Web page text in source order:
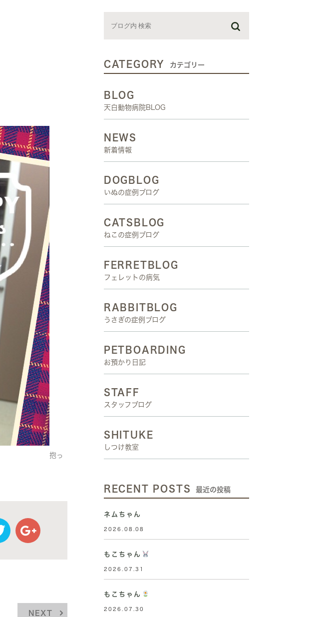
抱っ
NEXT
CATEGORY カテゴリー
BLOG
天白動物病院BLOG
NEWS
新着情報
DOGBLOG
いぬの症例ブログ
CATSBLOG
ねこの症例ブログ
FERRETBLOG
フェレットの病気
RABBITBLOG
うさぎの症例ブログ
PETBOARDING
お預かり日記
STAFF
スタッフブログ
SHITUKE
しつけ教室
RECENT POSTS 最近の投稿
ネムちゃん
2026.08.08
もこちゃん
2026.07.31
もこちゃん
2026.07.30